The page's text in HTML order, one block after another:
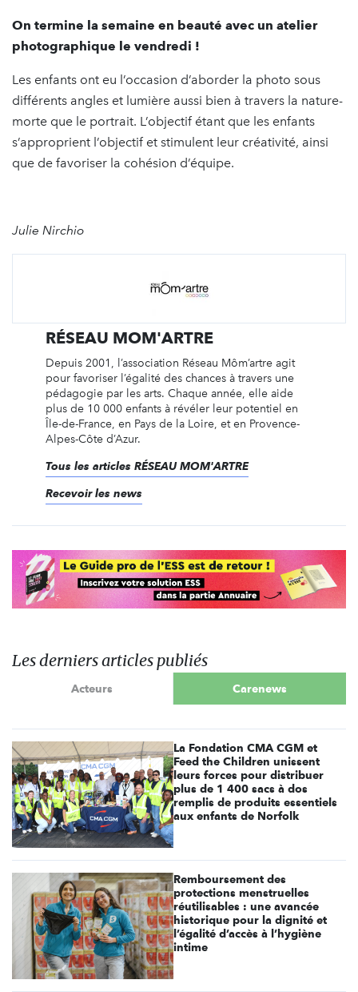
On termine la semaine en beauté avec un atelier
photographique le vendredi !
Les enfants ont eu l’occasion d’aborder la photo sous
différents angles et lumière aussi bien à travers la nature-
morte que le portrait. L’objectif étant que les enfants
s’approprient l’objectif et stimulent leur créativité, ainsi
que de favoriser la cohésion d’équipe.
Julie Nirchio
RÉSEAU MOM'ARTRE
Depuis 2001, l’association Réseau Môm’artre agit
pour favoriser l’égalité des chances à travers une
pédagogie par les arts. Chaque année, elle aide
plus de 10 000 enfants à révéler leur potentiel en
Île-de-France, en Pays de la Loire, et en Provence-
Alpes-Côte d’Azur.
Tous les articles RÉSEAU MOM'ARTRE
Recevoir les news
Les derniers articles publiés
Acteurs Carenews
La Fondation CMA CGM et
Feed the Children unissent
leurs forces pour distribuer
plus de 1 400 sacs à dos
remplis de produits essentiels
aux enfants de Norfolk
Remboursement des
protections menstruelles
réutilisables : une avancée
historique pour la dignité et
l’égalité d’accès à l’hygiène
intime